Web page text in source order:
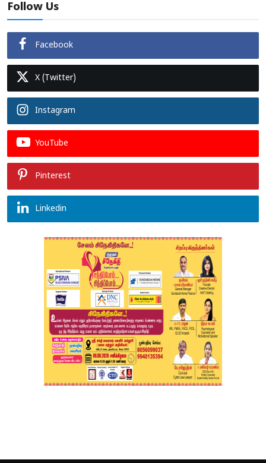
Follow Us
Facebook
X (Twitter)
Instagram
YouTube
Pinterest
Linkedin